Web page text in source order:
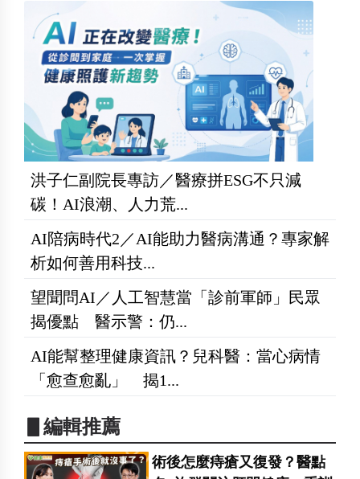
洪子仁副院長專訪／醫療拼ESG不只減
碳！AI浪潮、人力荒...
AI陪病時代2／AI能助力醫病溝通？專家解
析如何善用科技...
望聞問AI／人工智慧當「診前軍師」民眾
揭優點 醫示警：仍...
AI能幫整理健康資訊？兒科醫：當心病情
「愈查愈亂」 揭1...
▋編輯推薦
術後怎麼痔瘡又復發？醫點